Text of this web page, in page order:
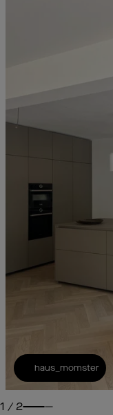
haus_momster
1 / 2